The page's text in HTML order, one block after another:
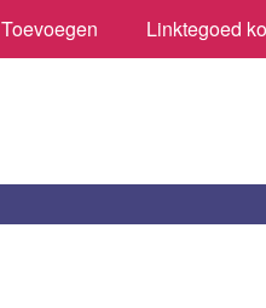
Toevoegen Linktegoed